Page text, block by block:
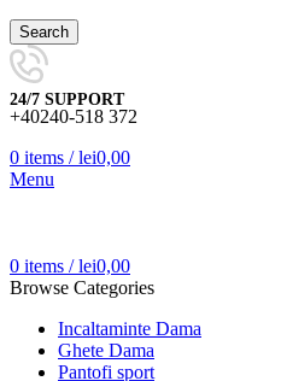
Search
24/7 SUPPORT
+40240-518 372
0 items / lei0,00
Menu
0 items / lei0,00
Browse Categories
Incaltaminte Dama
Ghete Dama
Pantofi sport